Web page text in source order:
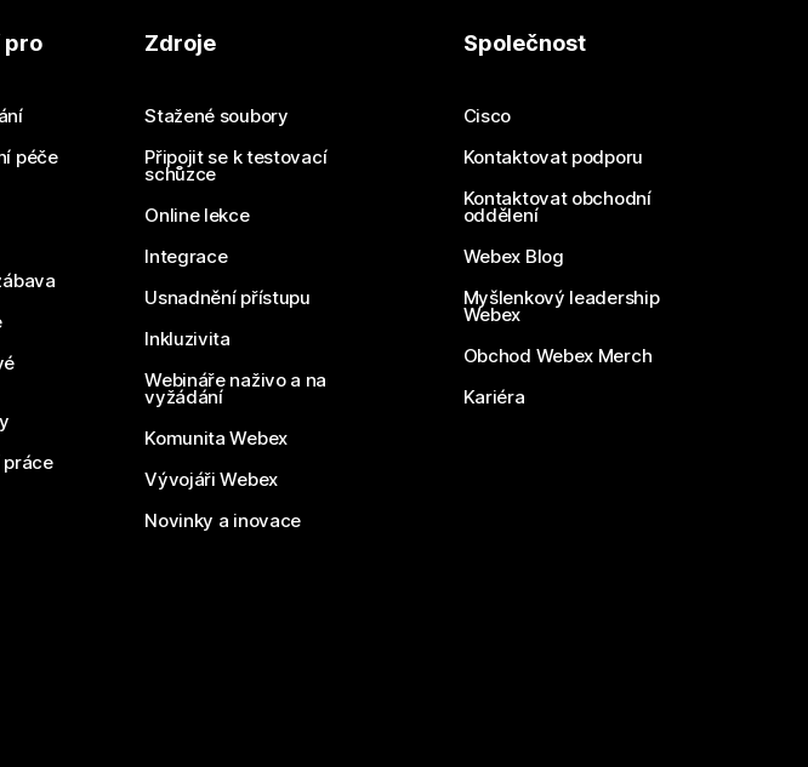
pro
péče
práce
Zdroje
Stažené soubory
Připojit se k testovací
schůzce
Online lekce
Integrace
Usnadnění přístupu
Inkluzivita
Webináře naživo a na
vyžádání
Komunita Webex
Vývojáři Webex
Novinky a inovace
Společnost
Cisco
Kontaktovat podporu
Kontaktovat obchodní
oddělení
Webex Blog
Myšlenkový leadership
Webex
Obchod Webex Merch
Kariéra